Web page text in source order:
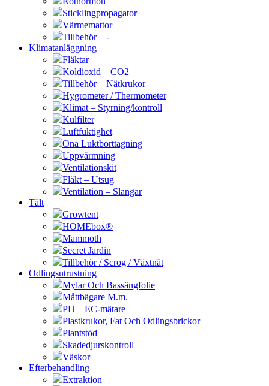
Sticklingpropagator
Värmemattor
Tillbehör—-
Klimatanläggning
Fläktar
Koldioxid – CO2
Tillbehör – Nätkrukor
Hygrometer / Thermometer
Klimat – Styrning/kontroll
Kulfilter
Luftfuktighet
Ona Luktborttagning
Uppvärmning
Ventilationskit
Fläkt – Utsug
Ventilation – Slangar
Tält
Growtent
HOMEbox®
Mammoth
Secret Jardin
Tillbehör / Scrog / Växtnät
Odlingsutrustning
Mylar Och Bassängfolie
Måttbägare M.m.
PH – EC-mätare
Plastkrukor, Fat Och Odlingsbrickor
Plantstöd
Skadedjurskontroll
Väskor
Efterbehandling
Extraktion